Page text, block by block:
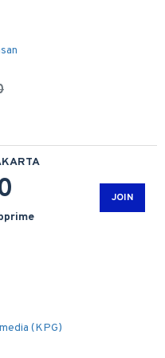
(KPG)
JOIN